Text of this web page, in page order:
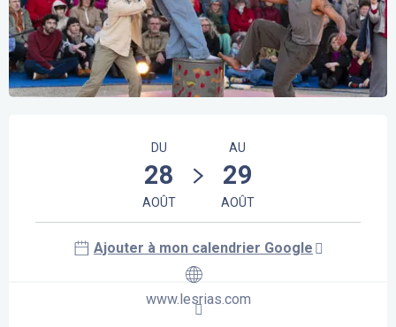
DU
28
AOÛT
AU
29
AOÛT
Ajouter à mon calendrier Google
www.lesrias.com